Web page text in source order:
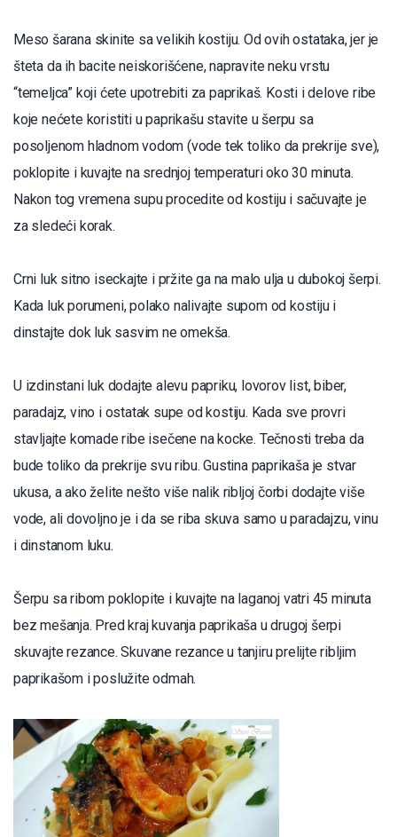
Meso šarana skinite sa velikih kostiju. Od ovih ostataka, jer je
šteta da ih bacite neiskorišćene, napravite neku vrstu
“temeljca” koji ćete upotrebiti za paprikaš. Kosti i delove ribe
koje nećete koristiti u paprikašu stavite u šerpu sa
posoljenom hladnom vodom (vode tek toliko da prekrije sve),
poklopite i kuvajte na srednjoj temperaturi oko 30 minuta.
Nakon tog vremena supu procedite od kostiju i sačuvajte je
za sledeći korak.
Crni luk sitno iseckajte i pržite ga na malo ulja u dubokoj šerpi.
Kada luk porumeni, polako nalivajte supom od kostiju i
dinstajte dok luk sasvim ne omekša.
U izdinstani luk dodajte alevu papriku, lovorov list, biber,
paradajz, vino i ostatak supe od kostiju. Kada sve provri
stavljajte komade ribe isečene na kocke. Tečnosti treba da
bude toliko da prekrije svu ribu. Gustina paprikaša je stvar
ukusa, a ako želite nešto više nalik ribljoj čorbi dodajte više
vode, ali dovoljno je i da se riba skuva samo u paradajzu, vinu
i dinstanom luku.
Šerpu sa ribom poklopite i kuvajte na laganoj vatri 45 minuta
bez mešanja. Pred kraj kuvanja paprikaša u drugoj šerpi
skuvajte rezance. Skuvane rezance u tanjiru prelijte ribljim
paprikašom i poslužite odmah.